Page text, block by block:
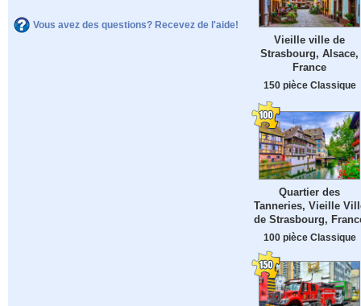
Vous avez des questions? Recevez de l'aide!
Vieille ville de
Strasbourg, Alsace,
France
150 pièce Classique
Quartier des
Tanneries, Vieille
de Strasbourg,
100 pièce Classique